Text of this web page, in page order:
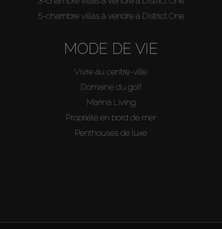
5-chambre villas à vendre à District One
MODE DE VIE
Vivre au centre-ville
Domaine du golf
Marina Living
Propriété en bord de mer
Penthouses de luxe